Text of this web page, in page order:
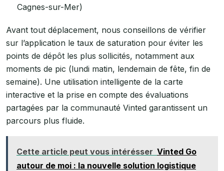
Cagnes-sur-Mer)
Avant tout déplacement, nous conseillons de vérifier
sur l’application le taux de saturation pour éviter les
points de dépôt les plus sollicités, notamment aux
moments de pic (lundi matin, lendemain de fête, fin de
semaine). Une utilisation intelligente de la carte
interactive et la prise en compte des évaluations
partagées par la communauté Vinted garantissent un
parcours plus fluide.
Cette article peut vous intérésser Vinted Go
autour de moi : la nouvelle solution logistique